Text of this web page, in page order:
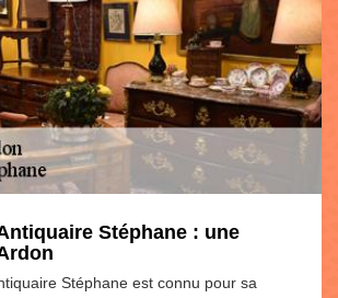
Stéphane : une
Stéphane est connu pour sa